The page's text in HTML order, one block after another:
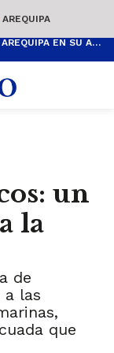
AREQUIPA
ACTIVIDADES GRATUITAS PARA DISFRUTAR DE AREQUIPA EN SU ANIVERSARIO
un
la
de
las
que